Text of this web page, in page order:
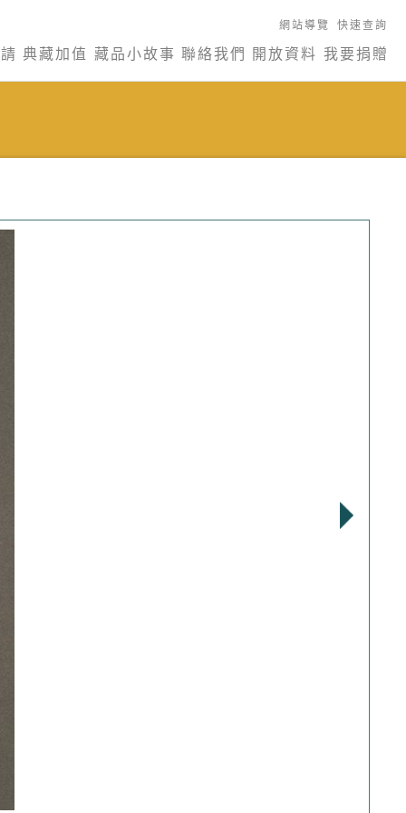
網站導覽 快速查詢
典藏加值 藏品小故事 聯絡我們 開放資料 我要捐贈